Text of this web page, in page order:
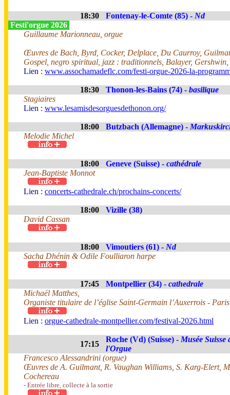
18:30 Fontenay-le-Comte (85) - Nd
Festi'orgue 2026
Guillaume Marionneau, orgue
Œuvres de Bach, Byrd, Cocker, Delplace, Du Caurroy,
Gospel, negro spiritual, jazz : traditionnels, Balayer, Gershwin,
Lien : www.assochamadeflc.com/festi-orgue-2026-la-
18:30 Thonon-les-Bains (74) - basilique
Stagiaires
Lien : www.lesamisdesorguesdethonon.org/
18:00 Butzbach (Allemagne) -
Melodie Michel
18:00 Geneve (Suisse) - cathédrale
Jean-Baptiste Monnot
Lien : concerts-cathedrale.ch/prochains-concerts/
18:00
Vizille (38)
David Cassan
18:00 Vimoutiers (61) - Nd
Sacha Dhénin & Odile Foulliaron harpe
17:45 Montpellier (34) - cathedrale
Michaël Matthes,
Organiste titulaire de l’église Saint-Germain l’Auxerrois - Paris
Lien : orgue-cathedrale-montpellier.com/festival-2026.html
17:15
Roche (Vd) (Suisse) - Musée Suisse
l'Orgue
Francesco Alessandrini (orgue)
Œuvres de A. Guilmant, R. Vaughan Williams, S. Karg-Elert,
Cochereau
- Entrée libre, collecte à la sortie